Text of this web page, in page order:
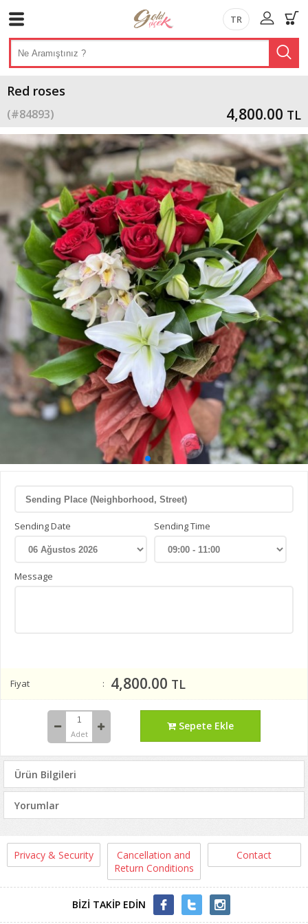
TR
Red roses
(#84893) 4,800.00 TL
Sending Date Sending Time
Message
Fiyat 4,800.00 TL
Adet
Sepete Ekle
Ürün Bilgileri
Yorumlar
Privacy & Security
Cancellation and
Return Conditions
Contact
BİZİ TAKİP EDİN